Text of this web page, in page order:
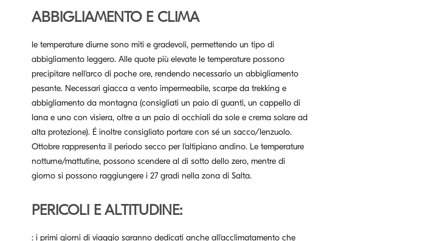
ABBIGLIAMENTO E CLIMA
le temperature diurne sono miti e gradevoli, permettendo un tipo di
abbigliamento leggero. Alle quote più elevate le temperature possono
precipitare nell'arco di poche ore, rendendo necessario un abbigliamento
pesante. Necessari giacca a vento impermeabile, scarpe da trekking e
abbigliamento da montagna (consigliati un paio di guanti, un cappello di
lana e uno con visiera, oltre a un paio di occhiali da sole e crema solare ad
alta protezione). É inoltre consigliato portare con sé un sacco/lenzuolo.
Ottobre rappresenta il periodo secco per l'altipiano andino. Le temperature
notturne/mattutine, possono scendere al di sotto dello zero, mentre di
giorno si possono raggiungere i 27 gradi nella zona di Salta.
PERICOLI E ALTITUDINE:
: i primi giorni di viaggio saranno dedicati anche all'acclimatamento che